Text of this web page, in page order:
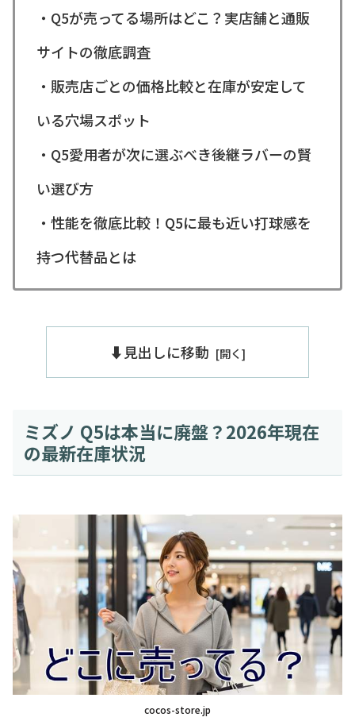
・Q5が売ってる場所はどこ？実店舗と通販
サイトの徹底調査
・販売店ごとの価格比較と在庫が安定して
いる穴場スポット
・Q5愛用者が次に選ぶべき後継ラバーの賢
い選び方
・性能を徹底比較！Q5に最も近い打球感を
持つ代替品とは
⬇️見出しに移動
ミズノ Q5は本当に廃盤？2026年現在
の最新在庫状況
cocos-store.jp